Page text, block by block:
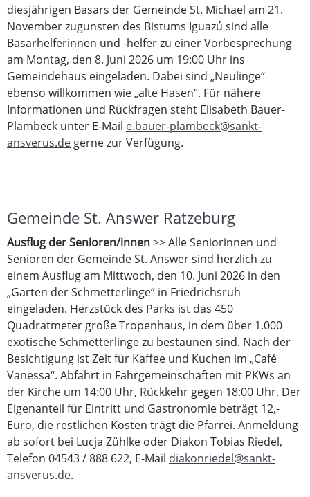
diesjährigen Basars der Gemeinde St. Michael am 21.
November zugunsten des Bistums Iguazú sind alle
Basarhelferinnen und -helfer zu einer Vorbesprechung
am Montag, den 8. Juni 2026 um 19:00 Uhr ins
Gemeindehaus eingeladen. Dabei sind „Neulinge“
ebenso willkommen wie „alte Hasen“. Für nähere
Informationen und Rückfragen steht Elisabeth Bauer-
Plambeck unter E-Mail e.bauer-plambeck@sankt-
ansverus.degerne zur Verfügung.
Gemeinde St. Answer Ratzeburg
Ausflug der Senioren/innen>> Alle Seniorinnen und
Senioren der Gemeinde St. Answer sind herzlich zu
einem Ausflug am Mittwoch, den 10. Juni 2026 in den
„Garten der Schmetterlinge“ in Friedrichsruh
eingeladen. Herzstück des Parks ist das 450
Quadratmeter große Tropenhaus, in dem über 1.000
exotische Schmetterlinge zu bestaunen sind. Nach der
Besichtigung ist Zeit für Kaffee und Kuchen im „Café
Vanessa“. Abfahrt in Fahrgemeinschaften mit PKWs an
der Kirche um 14:00 Uhr, Rückkehr gegen 18:00 Uhr. Der
Eigenanteil für Eintritt und Gastronomie beträgt 12,-
Euro, die restlichen Kosten trägt die Pfarrei. Anmeldung
ab sofort bei Lucja Zühlke oder Diakon Tobias Riedel,
Telefon 04543 / 888 622, E-Mail diakonriedel@sankt-
ansverus.de.